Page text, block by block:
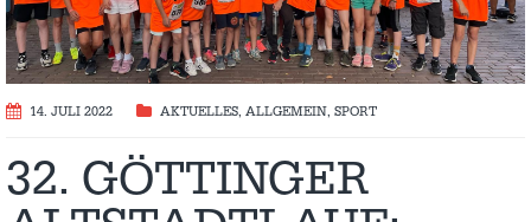
14. JULI 2022 AKTUELLES, ALLGEMEIN, SPORT
32. GÖTTINGER